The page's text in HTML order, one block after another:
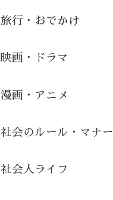
旅行・おでかけ
映画・ドラマ
漫画・アニメ
社会のルール・マナー
社会人ライフ